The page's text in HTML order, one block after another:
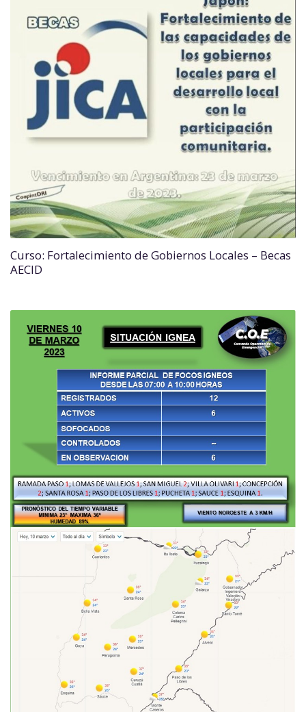
Curso: Fortalecimiento de Gobiernos Locales – Becas
AECID